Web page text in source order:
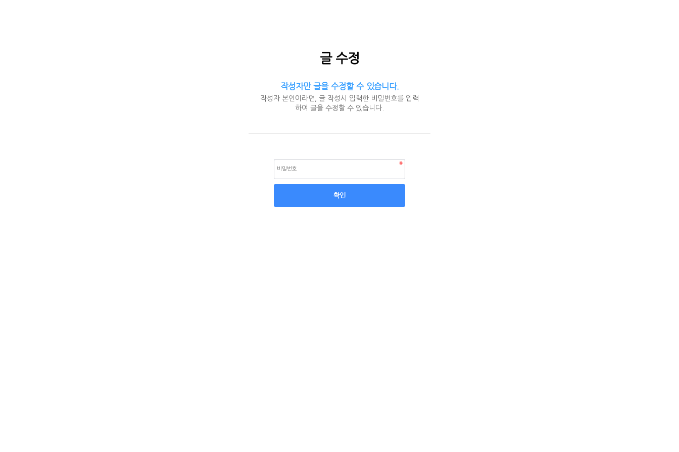
글 수정
작성자만 글을 수정할 수 있습니다.
작성자 본인이라면, 글 작성시 입력한 비밀번호를 입력
하여 글을 수정할 수 있습니다.